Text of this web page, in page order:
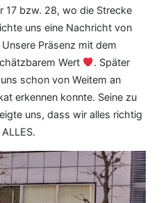
17 bzw. 28, wo die Strecke
uns eine Nachricht von
Präsenz mit dem
Wert
. Später
schon von Weitem an
erkennen konnte. Seine zu
uns, dass wir alles richtig